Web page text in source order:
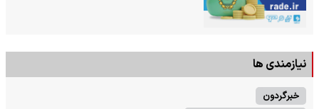
نیازمندی ها
خبرگردون